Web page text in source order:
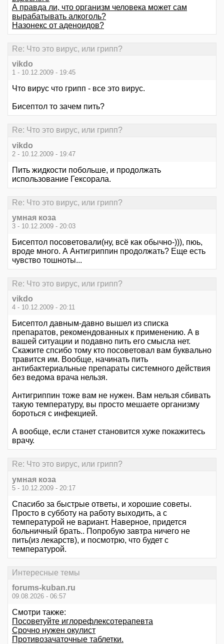
А правда ли, что организм человека может сам
вырабатывать алкоголь?
Назонекс от аденоидов?
Re: Что это вирус, или грипп?
vikdo
1 - 10.12.2009 - 19:45
Что вирус что грипп - все это вирус.
Бисептол то зачем пить?
Re: Что это вирус, или грипп?
vikdo
2 - 10.12.2009 - 19:47
Пить жидкости побольше, и продолжать
использование Гексорала.
Re: Что это вирус, или грипп?
умная коза
3 - 10.12.2009 - 20:03
Бисептол посоветовали(ну, всё как обычно-))), пюь,
вроде много. А Антигриппин продолжать? Еще есть
чувство тошноты...
Re: Что это вирус, или грипп?
vikdo
4 - 10.12.2009 - 20:11
Бисептол давным-давно вышел из списка
препаратов, рекомендованных к применению. А в
вашей ситуации и подавно пить его смысла нет.
Скажите спсибо тому кто посоветовал вам буквально
травится им. Вообще, начинать пить
антибактериальные препараты системного действия
без ведома врача нельзя.
Антигриппин тоже вам не нужен. Вам нельзя сбивать
такую температуру, вы просто мешаете организму
бороться с инфекцией.
А вообще, если станет становится хуже покажитесь
врачу.
Re: Что это вирус, или грипп?
умная коза
5 - 10.12.2009 - 20:17
Спасибо за быстрые ответы, и хорошие советы.
Просто в субботу на работу выходить, а с
температурой не вариант. Наверное, придется
больничный брать.. Попробую завтра ничего не
пить(из лекарств), и посмотрю, что будет с
температурой.
Интересные темы
forums-kuban.ru
09.08.2026 - 06:57
Смотри также:
Посоветуйте иглорефлексотерапевта
Срочно нужен окулист
Противозачаточные таблетки.